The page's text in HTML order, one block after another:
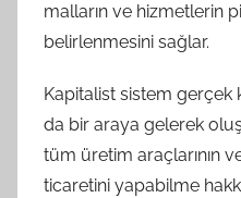
malların ve hizmetlerin
belirlenmesini sağlar.
Kapitalist sistem gerçek
da bir araya gelerek
tüm üretim araçlarının
ticaretini yapabilme